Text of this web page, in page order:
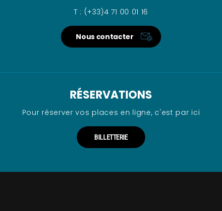
T : (+33)4 71 00 01 16
Nous contacter
RÉSERVATIONS
Pour réserver vos places en ligne, c'est par ici
BILLETTERIE